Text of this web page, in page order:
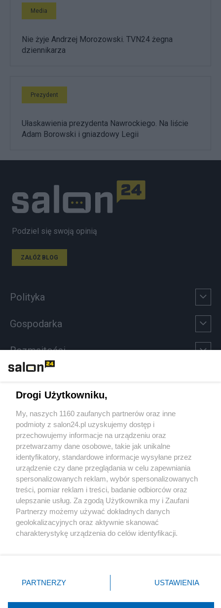
Media
Nie żyje Andrzej Morozowski. TVN24 żegna
dziennikarza
Prezydent
Ułaskawienia prezydenta Nawrockiego. Na liście
Adam Borowski i gniazdowy Legii
Podziel się swoją opinią
ZAŁÓŻ BLOG
Polityka
Gospodarka
Rozmaitości
Sport
Społeczeństwo
Kultura
X Facebook Instagram Youtube
Drogi Użytkowniku,
My, naszych 1160 zaufanych partnerów oraz inne
podmioty z salon24.pl uzyskujemy dostęp i
przechowujemy informacje na urządzeniu oraz
przetwarzamy dane osobowe, takie jak unikalne
identyfikatory, standardowe informacje wysyłane przez
urządzenie czy dane przeglądania w celu zapewniania
spersonalizowanych reklam, wybór spersonalizowanych
treści, pomiar reklam i treści, badanie odbiorców oraz
ulepszanie usług. Za zgodą Użytkownika my i Zaufani
Partnerzy możemy używać dokładnych danych
geolokalizacyjnych oraz aktywnie skanować
charakterystykę urządzenia do celów identyfikacji.
zmienić/wycofać klikając przycisk ustawień prywatności
znajdujący się w lewym dolnym rogu strony
rodzaje przetwarzania danych nie wymagają zgody
PARTNERZY USTAWIENIA